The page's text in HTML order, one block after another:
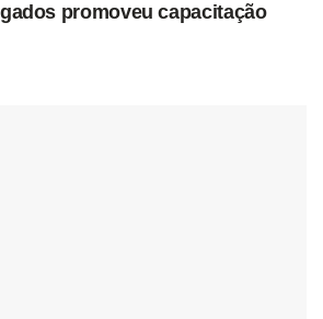
promoveu capacitação